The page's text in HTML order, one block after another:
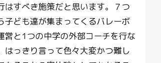
はすべき施策だと思います。７つ
子ども達が集まってくるバレーボ
営と1つの中学の外部コーチを行な
はっきり言って色々大変かつ難し